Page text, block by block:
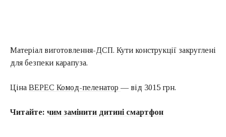
Матеріал виготовлення-ДСП. Кути конструкції закруглені
для безпеки карапуза.
Ціна ВЕРЕС Комод-пеленатор — від 3015 грн.
Читайте: чим замінити дитині смартфон